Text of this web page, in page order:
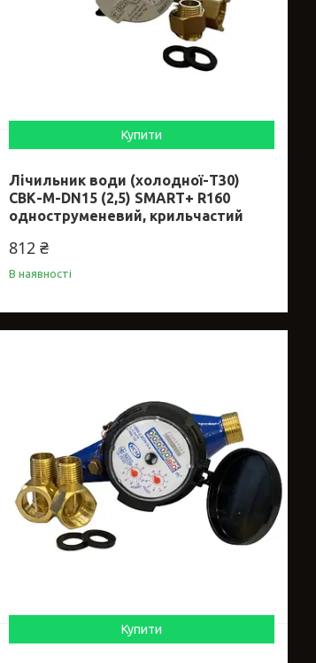
Купити
Лічильник води (холодної-Т30)
СВК-М-DN15 (2,5) SMART+ R160
одноструменевий, крильчастий
812 ₴
В наявності
Купити